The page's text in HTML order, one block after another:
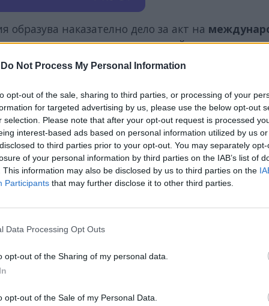
Do Not Process My Personal Information
opt-out of the sale, sharing to third parties, or processing of your
for targeted advertising by us, please use the below opt-out
selection. Please note that after your opt-out request is processed
interest-based ads based on personal information utilized by us
to third parties prior to your opt-out. You may separately
of your personal information by third parties on the IAB’s list of
This information may also be disclosed by us to third parties on the
Participants that may further disclose it to other third parties.
Data Processing Opt Outs
opt-out of the Sharing of my personal data.
opt-out of the Sale of my Personal Data.
образува наказателно дело за акт на
свое разследване, протестирайки, чене е
следователи и длъжностни лица,
на „ Северен поток ” есаботаж. Следствието
извършител, но работи по версията, че зад